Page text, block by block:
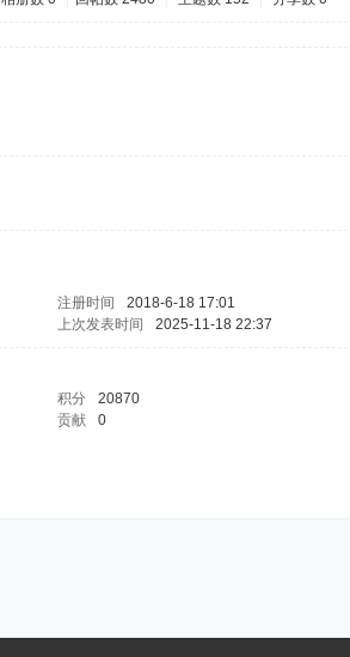
注册时间 2018-6-18 17:01
上次发表时间 2025-11-18 22:37
积分 20870
贡献 0